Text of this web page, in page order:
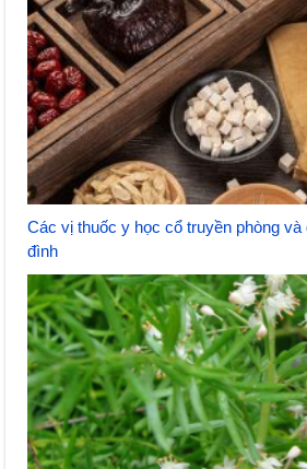
Các vị thuốc y học cổ truyền phòng và
đình